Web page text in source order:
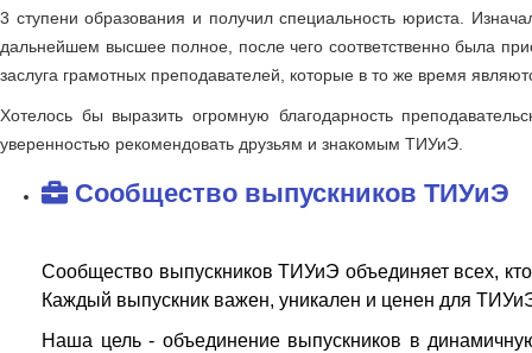
3 ступени образования и получил специальность юриста.
дальнейшем высшее полное, после чего соответственно была
заслуга грамотных преподавателей, которые в то же время
Хотелось бы выразить огромную благодарность
уверенностью рекомендовать друзьям и знакомым ТИУиЭ.
Сообщество выпускников ТИУиЭ
Сообщество выпускников ТИУиЭ объединяет всех,
Каждый выпускник важен, уникален и ценен для ТИУиЭ
Наша цель - объединение выпускников в